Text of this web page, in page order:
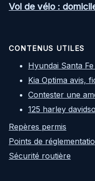
Vol de vélo :
CONTENUS UTILES
Hyundai Santa
Kia Optima avis,
Contester une
125 harley
Repères permis
Points de
Sécurité routière